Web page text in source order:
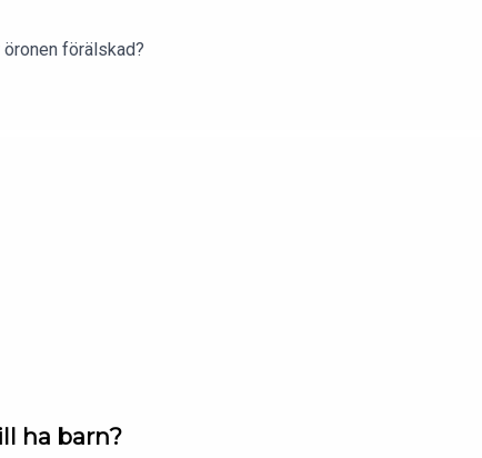
öronen förälskad?
ha barn?